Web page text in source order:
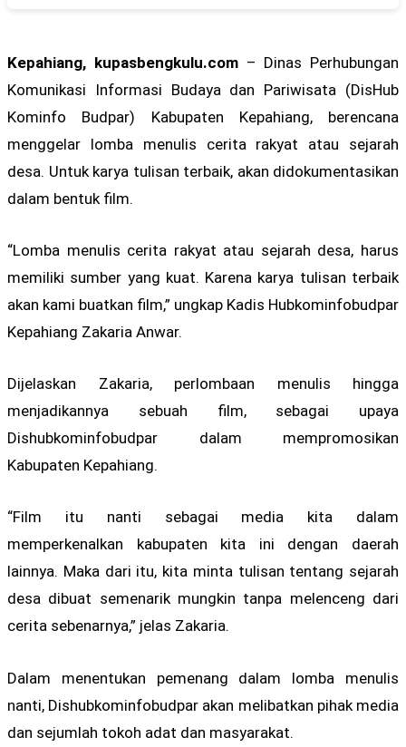
Kepahiang, kupasbengkulu.com– Dinas Perhubungan
Komunikasi Informasi Budaya dan Pariwisata (DisHub
Kominfo Budpar) Kabupaten Kepahiang, berencana
menggelar lomba menulis cerita rakyat atau sejarah
desa. Untuk karya tulisan terbaik, akan didokumentasikan
dalam bentuk film.
“Lomba menulis cerita rakyat atau sejarah desa, harus
memiliki sumber yang kuat. Karena karya tulisan terbaik
akan kami buatkan film,” ungkap Kadis Hubkominfobudpar
Kepahiang Zakaria Anwar.
Dijelaskan Zakaria, perlombaan menulis hingga
menjadikannya sebuah film, sebagai upaya
Dishubkominfobudpar dalam mempromosikan
Kabupaten Kepahiang.
“Film itu nanti sebagai media kita dalam
memperkenalkan kabupaten kita ini dengan daerah
lainnya. Maka dari itu, kita minta tulisan tentang sejarah
desa dibuat semenarik mungkin tanpa melenceng dari
cerita sebenarnya,” jelas Zakaria.
Dalam menentukan pemenang dalam lomba menulis
nanti, Dishubkominfobudpar akan melibatkan pihak media
dan sejumlah tokoh adat dan masyarakat.